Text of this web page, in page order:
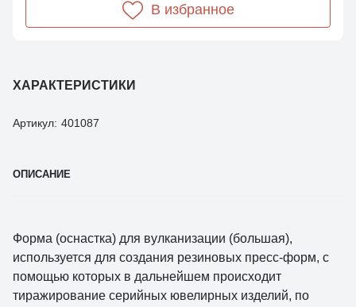
ХАРАКТЕРИСТИКИ
Артикул: 401087
В избранное
ОПИСАНИЕ
Форма (оснастка) для вулканизации (большая),
используется для создания резиновых пресс-форм, с
помощью которых в дальнейшем происходит
тиражирование серийных ювелирных изделий, по